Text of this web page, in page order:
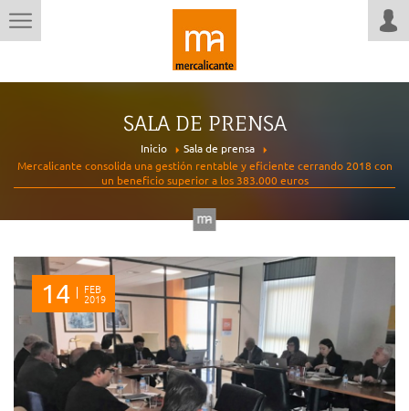
SALA DE PRENSA
Inicio
Sala de prensa
Mercalicante consolida una gestión rentable y eficiente cerrando 2018 con
un beneficio superior a los 383.000 euros
14 FEB
2019